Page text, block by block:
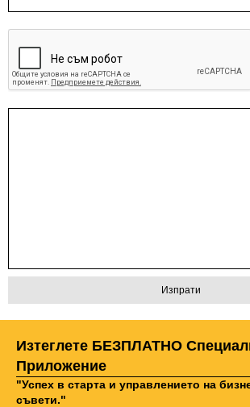
Изтеглете БЕЗПЛАТНО
Приложение
"Успех в старта и управлението на
съвети."